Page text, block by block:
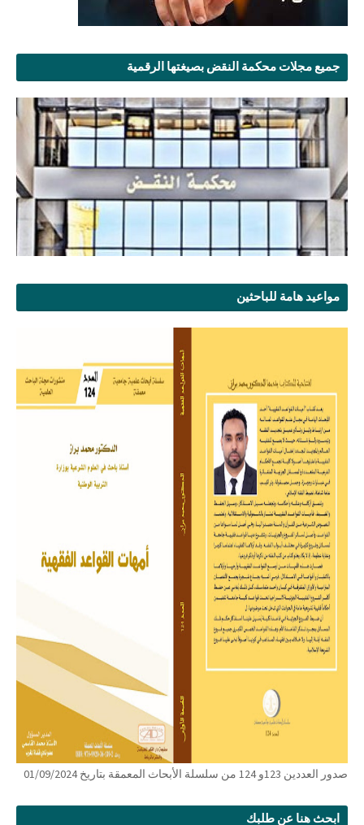
جميع مجلات محكمة النقض بصيغتها الرقمية
مواعيد هامة للباحثين
صدور العددين 123و 124 من سلسلة الأبحاث المعمقة بتاريخ 01/09/2024
ابحث هنا عن طلبك